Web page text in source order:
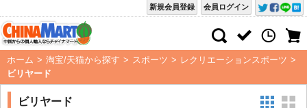
会員ログイン
新規会員登録
ホーム > 淘宝/天猫から探す > スポーツ > レクリエーションスポーツ >
ビリヤード
ビリヤード